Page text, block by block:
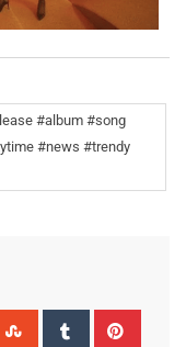
#album #song
#news #trendy